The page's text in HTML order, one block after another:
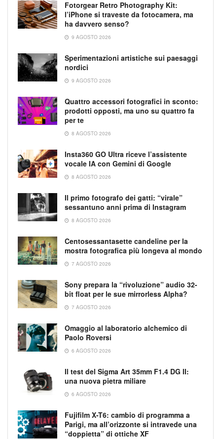
Fotorgear Retro Photography Kit:
l’iPhone si traveste da fotocamera, ma
ha davvero senso?
9 AGOSTO 2026
Sperimentazioni artistiche sui paesaggi
nordici
9 AGOSTO 2026
Quattro accessori fotografici in sconto:
prodotti opposti, ma uno su quattro fa
per te
8 AGOSTO 2026
Insta360 GO Ultra riceve l’assistente
vocale IA con Gemini di Google
8 AGOSTO 2026
Il primo fotografo dei gatti: “virale”
sessantuno anni prima di Instagram
8 AGOSTO 2026
Centosessantasette candeline per la
mostra fotografica più longeva al mondo
7 AGOSTO 2026
Sony prepara la “rivoluzione” audio 32-
bit float per le sue mirrorless Alpha?
7 AGOSTO 2026
Omaggio al laboratorio alchemico di
Paolo Roversi
6 AGOSTO 2026
Il test del Sigma Art 35mm F1.4 DG II:
una nuova pietra miliare
6 AGOSTO 2026
Fujifilm X-T6: cambio di programma a
Parigi, ma all’orizzonte si intravede una
“doppietta” di ottiche XF